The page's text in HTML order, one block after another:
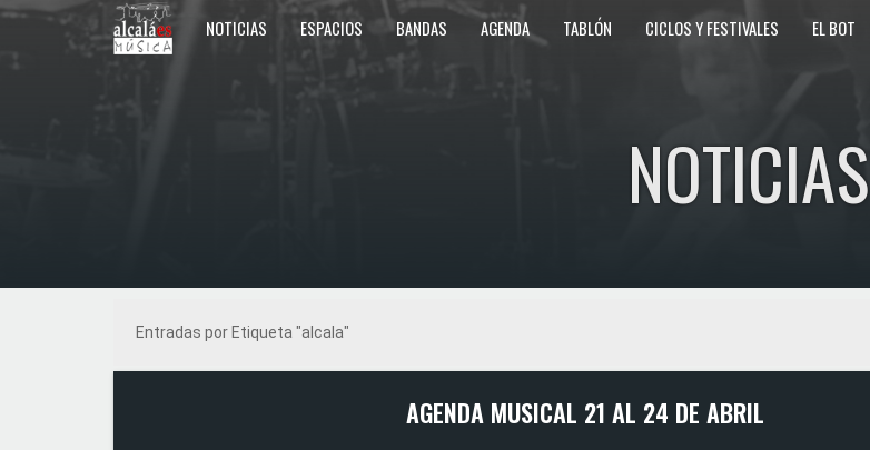
NOTICIAS ESPACIOS BANDAS AGENDA TABLÓN CICLOS Y FESTIVALES EL BOT
NOTICIAS
Entradas por Etiqueta "alcala"
AGENDA MUSICAL 21 AL 24 DE ABRIL